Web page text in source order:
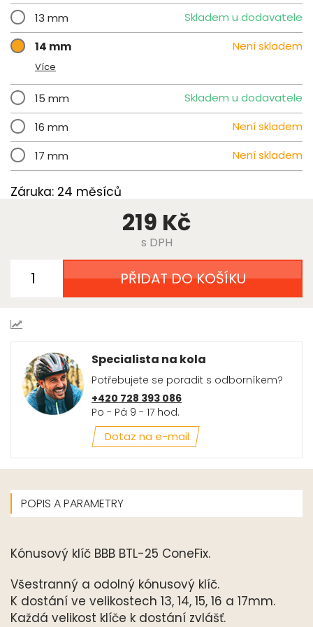
13 mm
Skladem u dodavatele
14 mm
Není skladem
Více
15 mm
Skladem u dodavatele
16 mm
Není skladem
17 mm
Není skladem
Záruka: 24 měsíců
219 Kč
s DPH
PŘIDAT DO KOŠÍKU
Specialista na kola
Potřebujete se poradit s odborníkem?
+420 728 393 086
Po - Pá 9 - 17 hod.
Dotaz na e-mail
POPIS A PARAMETRY
Kónusový klíč BBB BTL-25 ConeFix.
Všestranný a odolný kónusový klíč.
K dostání ve velikostech 13, 14, 15, 16 a 17mm.
Každá velikost klíče k dostání zvlášť.